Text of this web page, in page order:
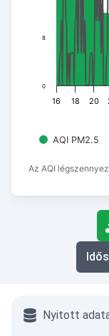
Az AQI
AQI PM2.5
16 18 20
0
8
End of interactive
Nyitott